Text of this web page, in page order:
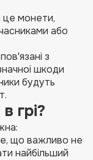
це монети,
або
з
шкоди
будуть
грі?
що важливо не
найбільший